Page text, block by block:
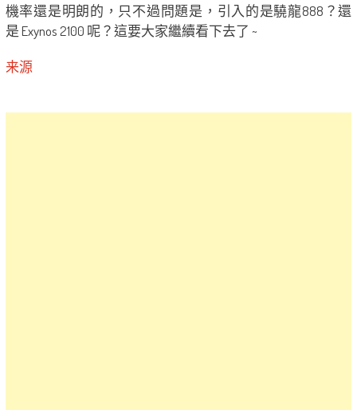
機率還是明朗的，只不過問題是，引入的是驍龍888？還
是 Exynos 2100 呢？這要大家繼續看下去了 ~
来源